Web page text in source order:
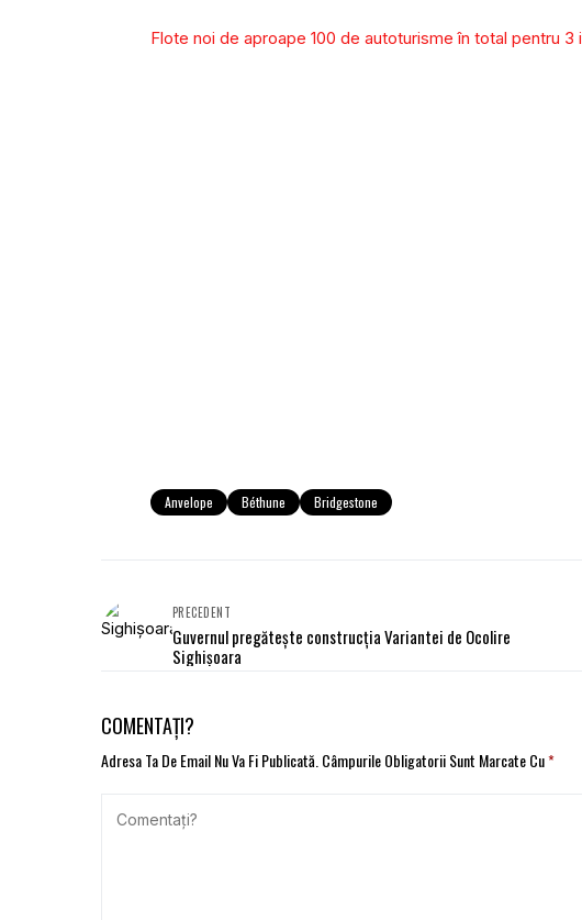
Flote noi de aproape 100 de autoturisme în total pentru 3
Anvelope Béthune Bridgestone
PRECEDENT
Guvernul pregătește construcția Variantei de Ocolire
Sighişoara
COMENTAȚI?
Adresa Ta De Email Nu Va Fi Publicată. Câmpurile Obligatorii Sunt Marcate Cu*